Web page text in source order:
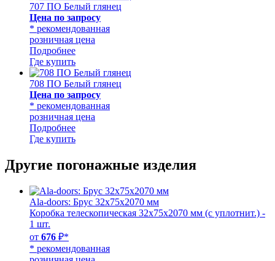
707 ПО Белый глянец
Цена по запросу
* рекомендованная
розничная цена
Подробнее
Где купить
708 ПО Белый глянец
Цена по запросу
* рекомендованная
розничная цена
Подробнее
Где купить
Другие погонажные изделия
Ala-doors: Брус 32х75х2070 мм
Коробка телескопическая 32х75х2070 мм (с уплотнит.) -
1 шт.
от 676 ₽*
* рекомендованная